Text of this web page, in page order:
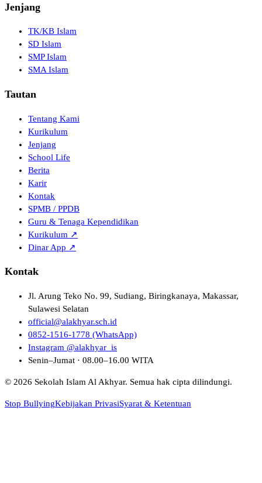
Jenjang
TK/KB Islam
SD Islam
SMP Islam
SMA Islam
Tautan
Tentang Kami
Kurikulum
Jenjang
School Life
Berita
Karir
Kontak
SPMB / PPDB
Guru & Tenaga Kependidikan
Kurikulum ↗
Dinar App ↗
Kontak
Jl. Arung Teko No. 99, Sudiang, Biringkanaya, Makassar,
Sulawesi Selatan
official@alakhyar.sch.id
0852-1516-1778 (WhatsApp)
Instagram @alakhyar_is
Senin–Jumat · 08.00–16.00 WITA
© 2026 Sekolah Islam Al Akhyar. Semua hak cipta dilindungi.
Stop BullyingKebijakan PrivasiSyarat & Ketentuan